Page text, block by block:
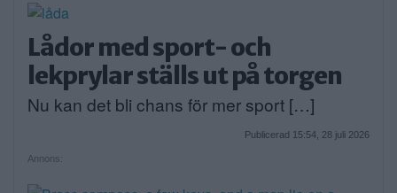
Lådor med sport- och
lekprylar ställs ut på torgen
Nu kan det bli chans för mer sport […]
Publicerad 15:54, 28 juli 2026
Annons: